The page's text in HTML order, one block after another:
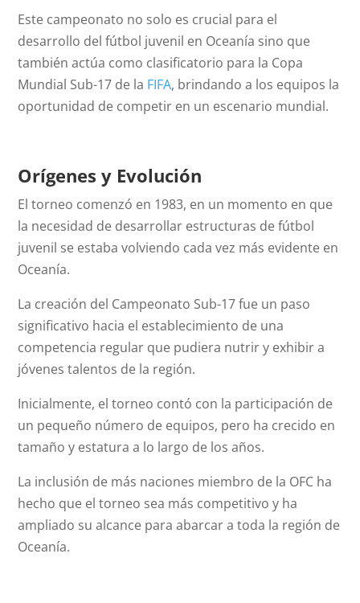
Este campeonato no solo es crucial para el
desarrollo del fútbol juvenil en Oceanía sino que
también actúa como clasificatorio para la Copa
Mundial Sub-17 de la FIFA, brindando a los equipos la
oportunidad de competir en un escenario mundial.
Orígenes y Evolución
El torneo comenzó en 1983, en un momento en que
la necesidad de desarrollar estructuras de fútbol
juvenil se estaba volviendo cada vez más evidente en
Oceanía.
La creación del Campeonato Sub-17 fue un paso
significativo hacia el establecimiento de una
competencia regular que pudiera nutrir y exhibir a
jóvenes talentos de la región.
Inicialmente, el torneo contó con la participación de
un pequeño número de equipos, pero ha crecido en
tamaño y estatura a lo largo de los años.
La inclusión de más naciones miembro de la OFC ha
hecho que el torneo sea más competitivo y ha
ampliado su alcance para abarcar a toda la región de
Oceanía.